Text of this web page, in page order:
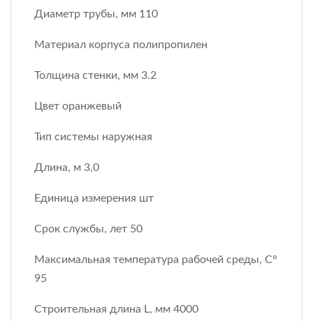
Диаметр трубы, мм 110
Материал корпуса полипропилен
Толщина стенки, мм 3.2
Цвет оранжевый
Тип системы наружная
Длина, м 3,0
Единица измерения шт
Срок службы, лет 50
Максимальная температура рабочей среды, С°
95
Строительная длина L, мм 4000